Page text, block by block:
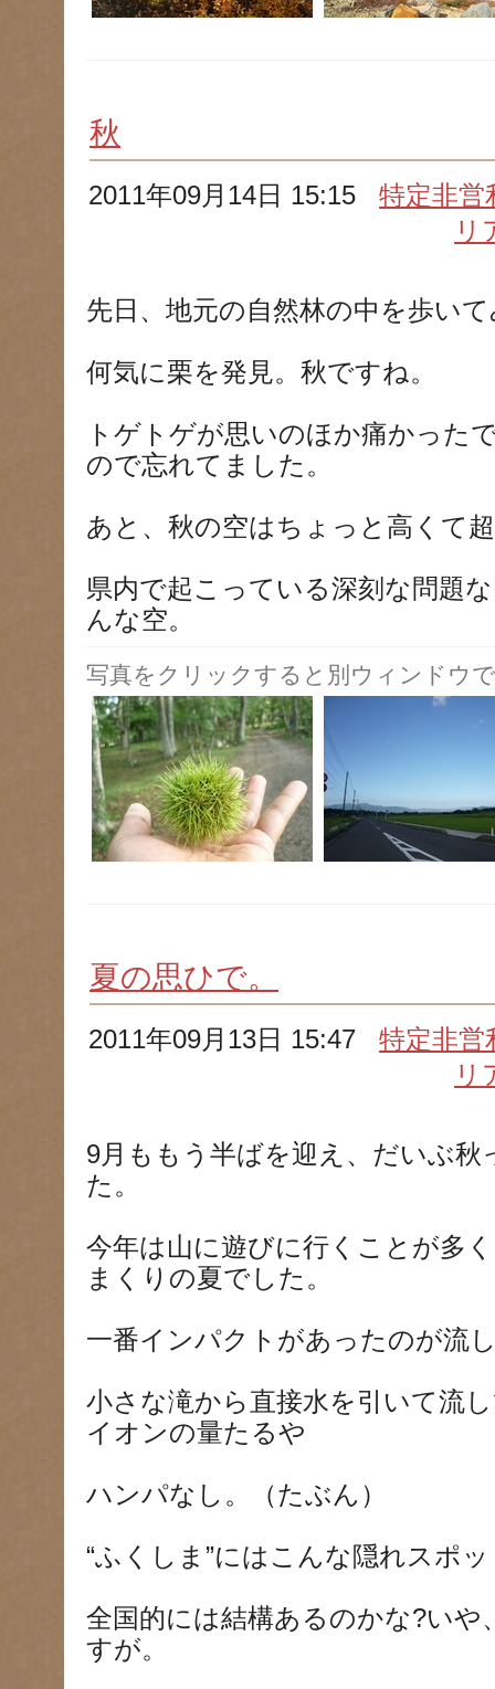
秋
2011年09月14日 15:15特定非
リ
先日、地元の自然林の中を歩い
何気に栗を発見。秋ですね。
トゲトゲが思いのほか痛かった
ので忘れてました。
あと、秋の空はちょっと高くて
県内で起こっている深刻な問題
んな空。
写真をクリックすると別ウィンドウ
夏の思ひで。
2011年09月13日 15:47特定非
リ
9月ももう半ばを迎え、だいぶ
た。
今年は山に遊びに行くことが多
まくりの夏でした。
一番インパクトがあったのが流
小さな滝から直接水を引いて流
イオンの量たるや
ハンパなし。（たぶん）
“ふくしま”にはこんな隠れスポ
全国的には結構あるのかな?いや
すが。